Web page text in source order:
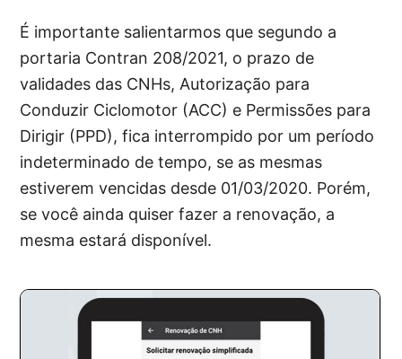
É importante salientarmos que segundo a
portaria Contran 208/2021, o prazo de
validades das CNHs, Autorização para
Conduzir Ciclomotor (ACC) e Permissões para
Dirigir (PPD), fica interrompido por um período
indeterminado de tempo, se as mesmas
estiverem vencidas desde 01/03/2020. Porém,
se você ainda quiser fazer a renovação, a
mesma estará disponível.